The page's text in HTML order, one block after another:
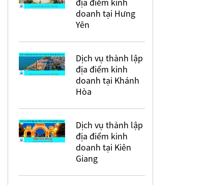
doanh tại Hưng
Yên
Dịch vụ thành lập
địa điểm kinh
doanh tại Khánh
Hòa
Dịch vụ thành lập
địa điểm kinh
doanh tại Kiên
Giang